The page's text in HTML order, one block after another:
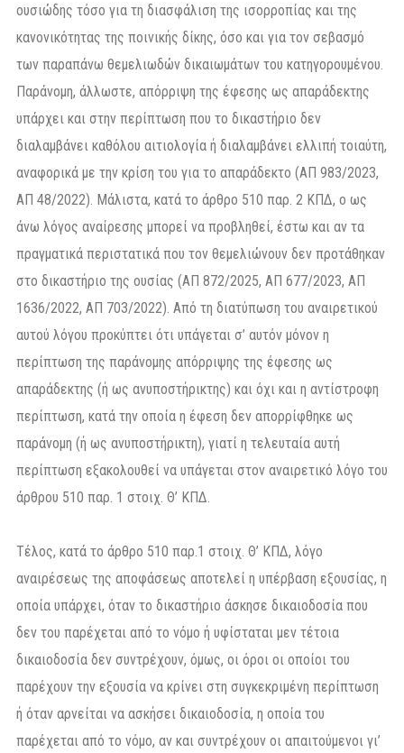
ουσιώδης τόσο για τη διασφάλιση της ισορροπίας και της
κανονικότητας της ποινικής δίκης, όσο και για τον σεβασμό
των παραπάνω θεμελιωδών δικαιωμάτων του κατηγορουμένου.
Παράνομη, άλλωστε, απόρριψη της έφεσης ως απαράδεκτης
υπάρχει και στην περίπτωση που το δικαστήριο δεν
διαλαμβάνει καθόλου αιτιολογία ή διαλαμβάνει ελλιπή τοιαύτη,
αναφορικά με την κρίση του για το απαράδεκτο (ΑΠ 983/2023,
ΑΠ 48/2022). Μάλιστα, κατά το άρθρο 510 παρ. 2 ΚΠΔ, ο ως
άνω λόγος αναίρεσης μπορεί να προβληθεί, έστω και αν τα
πραγματικά περιστατικά που τον θεμελιώνουν δεν προτάθηκαν
στο δικαστήριο της ουσίας (ΑΠ 872/2025, ΑΠ 677/2023, ΑΠ
1636/2022, ΑΠ 703/2022). Από τη διατύπωση του αναιρετικού
αυτού λόγου προκύπτει ότι υπάγεται σ’ αυτόν μόνον η
περίπτωση της παράνομης απόρριψης της έφεσης ως
απαράδεκτης (ή ως ανυποστήρικτης) και όχι και η αντίστροφη
περίπτωση, κατά την οποία η έφεση δεν απορρίφθηκε ως
παράνομη (ή ως ανυποστήρικτη), γιατί η τελευταία αυτή
περίπτωση εξακολουθεί να υπάγεται στον αναιρετικό λόγο του
άρθρου 510 παρ. 1 στοιχ. Θ’ ΚΠΔ.
Τέλος, κατά το άρθρο 510 παρ.1 στοιχ. Θ’ ΚΠΔ, λόγο
αναιρέσεως της αποφάσεως αποτελεί η υπέρβαση εξουσίας, η
οποία υπάρχει, όταν το δικαστήριο άσκησε δικαιοδοσία που
δεν του παρέχεται από το νόμο ή υφίσταται μεν τέτοια
δικαιοδοσία δεν συντρέχουν, όμως, οι όροι οι οποίοι του
παρέχουν την εξουσία να κρίνει στη συγκεκριμένη περίπτωση
ή όταν αρνείται να ασκήσει δικαιοδοσία, η οποία του
παρέχεται από το νόμο, αν και συντρέχουν οι απαιτούμενοι γι’